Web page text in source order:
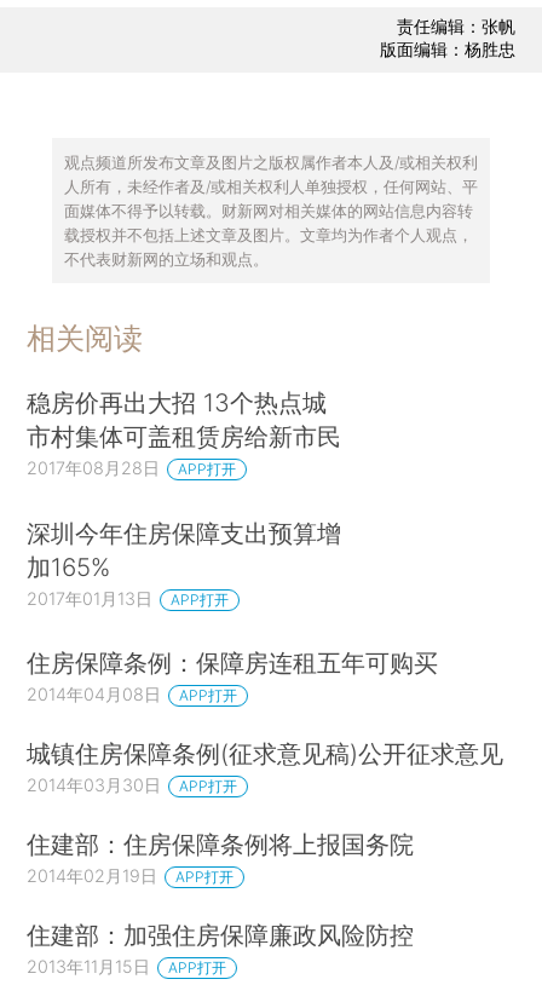
责任编辑：张帆
版面编辑：杨胜忠
观点频道所发布文章及图片之版权属作者本人及/或相关权利
人所有，未经作者及/或相关权利人单独授权，任何网站、平
面媒体不得予以转载。财新网对相关媒体的网站信息内容转
载授权并不包括上述文章及图片。文章均为作者个人观点，
不代表财新网的立场和观点。
相关阅读
稳房价再出大招 13个热点城
市村集体可盖租赁房给新市民
2017年08月28日 APP打开
深圳今年住房保障支出预算增
加165%
2017年01月13日 APP打开
住房保障条例：保障房连租五年可购买
2014年04月08日 APP打开
城镇住房保障条例(征求意见稿)公开征求意见
2014年03月30日 APP打开
住建部：住房保障条例将上报国务院
2014年02月19日 APP打开
住建部：加强住房保障廉政风险防控
2013年11月15日 APP打开